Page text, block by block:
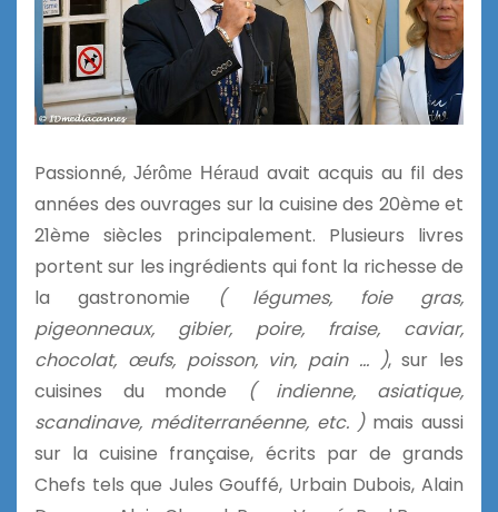
Passionné, Jérôme Héraud avait acquis au fil des
années des ouvrages sur la cuisine des 20ème et
21ème siècles principalement. Plusieurs livres
portent sur les ingrédients qui font la richesse de
la gastronomie
( légumes, foie gras,
pigeonneaux, gibier, poire, fraise, caviar,
chocolat, œufs, poisson, vin, pain … ), sur les
cuisines du monde ( indienne, asiatique,
scandinave, méditerranéenne, etc. )mais aussi
sur la cuisine française, écrits par de grands
Chefs tels que Jules Gouffé, Urbain Dubois, Alain